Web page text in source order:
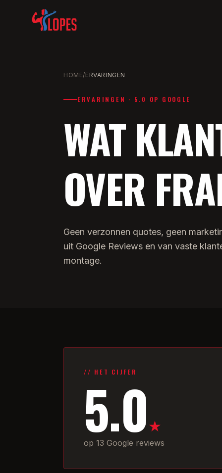
HOME/ERVARINGEN
ERVARINGEN · 5.0 OP GOOGLE
WAT
OVER
Geen verzonnen quotes, geen
uit Google Reviews en van vaste
montage.
// HET CIJFER
5.0★
op 13 Google reviews